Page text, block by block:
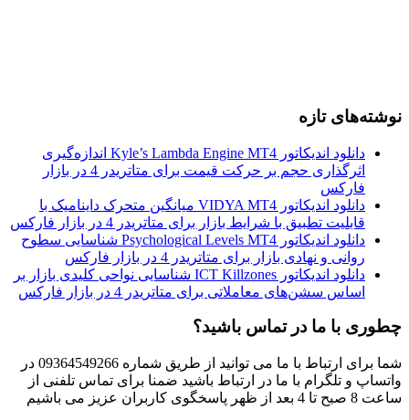
نوشته‌های تازه
دانلود اندیکاتور Kyle’s Lambda Engine MT4 اندازه‌گیری
اثرگذاری حجم بر حرکت قیمت برای متاتریدر 4 در بازار
فارکس
دانلود اندیکاتور VIDYA MT4 میانگین متحرک داینامیک با
قابلیت تطبیق با شرایط بازار برای متاتریدر 4 در بازار فارکس
دانلود اندیکاتور Psychological Levels MT4 شناسایی سطوح
روانی و نهادی بازار برای متاتریدر 4 در بازار فارکس
دانلود اندیکاتور ICT Killzones شناسایی نواحی کلیدی بازار بر
اساس سشن‌های معاملاتی برای متاتریدر 4 در بازار فارکس
چطوری با ما در تماس باشید؟
شما برای ارتباط با ما می توانید از طریق شماره 09364549266 در
واتساپ و تلگرام با ما در ارتباط باشید ضمنا برای تماس تلفنی از
ساعت 8 صبح تا 4 بعد از ظهر پاسخگوی کاربران عزیز می باشیم